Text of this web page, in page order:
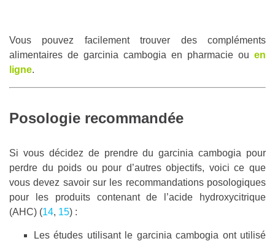
Vous pouvez facilement trouver des compléments
alimentaires de garcinia cambogia en pharmacie ou en
ligne.
Posologie recommandée
Si vous décidez de prendre du garcinia cambogia pour
perdre du poids ou pour d’autres objectifs, voici ce que
vous devez savoir sur les recommandations posologiques
pour les produits contenant de l’acide hydroxycitrique
(AHC) (14, 15) :
Les études utilisant le garcinia cambogia ont utilisé